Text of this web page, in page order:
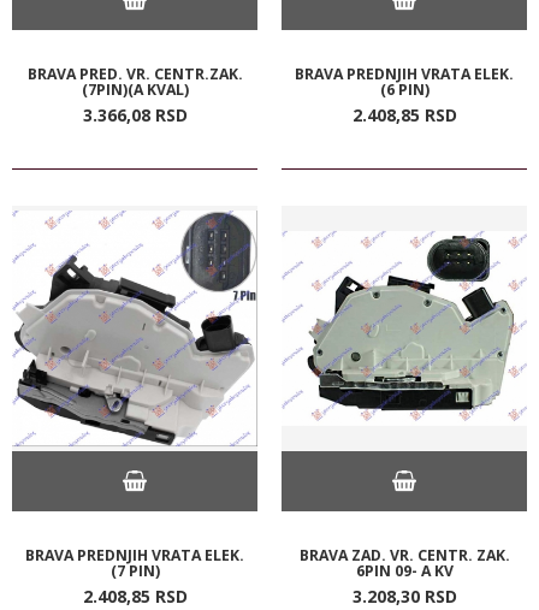
BRAVA PRED. VR. CENTR.ZAK.
(7PIN)(A KVAL)
3.366,08 RSD
BRAVA PREDNJIH VRATA ELEK.
(6 PIN)
2.408,85 RSD
BRAVA PREDNJIH VRATA ELEK.
(7 PIN)
2.408,85 RSD
BRAVA ZAD. VR. CENTR. ZAK.
6PIN 09- A KV
3.208,30 RSD